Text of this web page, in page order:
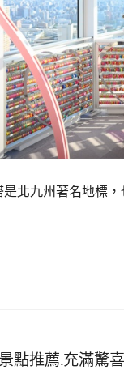
北九州著名地標
點推薦.充滿驚